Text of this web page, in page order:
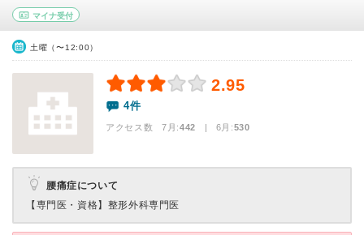
マイナ受付
土曜（〜12:00）
2.95
4件
アクセス数 7月:442 | 6月:530
腰痛症について
【専門医・資格】 整形外科専門医